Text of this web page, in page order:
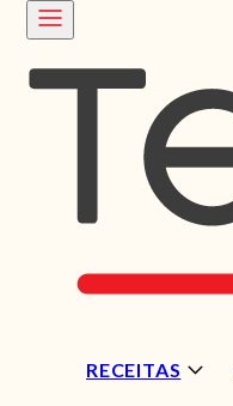
RECEITAS